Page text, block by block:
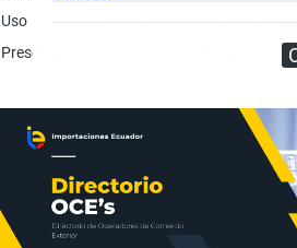
Uso
Para camaronera; Para
Presentación
Cartón con 25 Bolsa de 1 Kg.